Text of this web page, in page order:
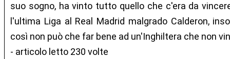
suo sogno, ha vinto tutto quello che c'era da
l'ultima Liga al Real Madrid malgrado Calderon,
così non può che far bene ad un'Inghiltera che non
- articolo letto 230 volte